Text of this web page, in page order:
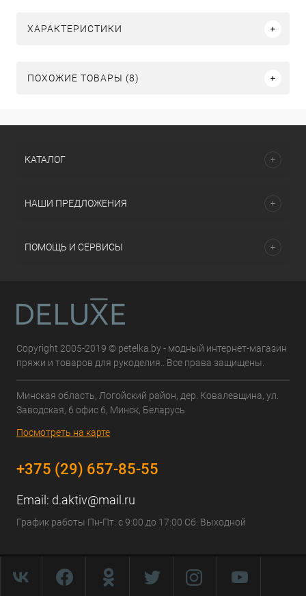
ХАРАКТЕРИСТИКИ
ПОХОЖИЕ ТОВАРЫ (8)
КАТАЛОГ
НАШИ ПРЕДЛОЖЕНИЯ
ПОМОЩЬ И СЕРВИСЫ
Copyright 2005-2019 © petelka.by - модный интернет-магазин
пряжи и товаров для рукоделия.. Все права защищены.
Минская область, Логойский район, дер. Ковалевщина, ул.
Заводская, 6 офис 6, Минск, Беларусь
Посмотреть на карте
+375 (29) 657-85-55
Email: d.aktiv@mail.ru
График работы Пн-Пт: с 9:00 до 17:00 Сб: Выходной